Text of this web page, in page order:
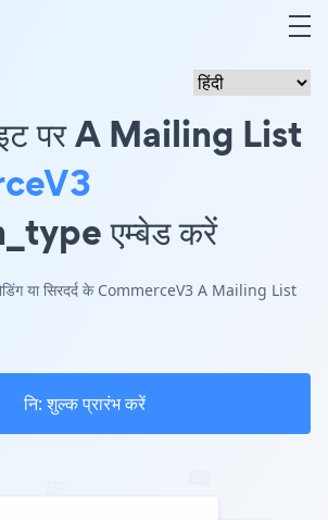
पर A Mailing List
एम्बेड करें
या सिरदर्द के CommerceV3 A Mailing List
नि: शुल्क प्रारंभ करें